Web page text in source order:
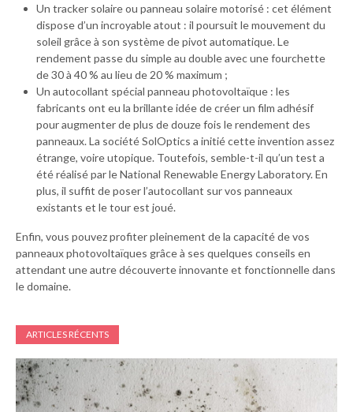
Un tracker solaire ou panneau solaire motorisé : cet élément
dispose d’un incroyable atout : il poursuit le mouvement du
soleil grâce à son système de pivot automatique. Le
rendement passe du simple au double avec une fourchette
de 30 à 40 % au lieu de 20 % maximum ;
Un autocollant spécial panneau photovoltaïque : les
fabricants ont eu la brillante idée de créer un film adhésif
pour augmenter de plus de douze fois le rendement des
panneaux. La société SolOptics a initié cette invention assez
étrange, voire utopique. Toutefois, semble-t-il qu’un test a
été réalisé par le National Renewable Energy Laboratory. En
plus, il suffit de poser l’autocollant sur vos panneaux
existants et le tour est joué.
Enfin, vous pouvez profiter pleinement de la capacité de vos
panneaux photovoltaïques grâce à ses quelques conseils en
attendant une autre découverte innovante et fonctionnelle dans
le domaine.
ARTICLES RÉCENTS